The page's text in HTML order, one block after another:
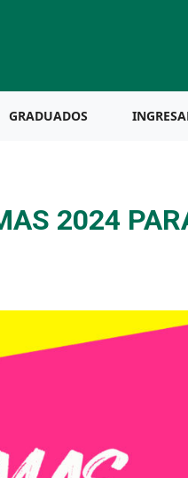
GRADUADOS
2024